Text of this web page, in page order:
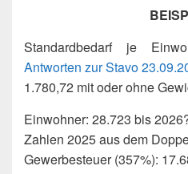
Standardbedarf je
Antworten zur Stavo
1.780,72 mit oder ohne
Einwohner: 28.723 bis
Zahlen 2025 aus dem
Gewerbesteuer (357%):